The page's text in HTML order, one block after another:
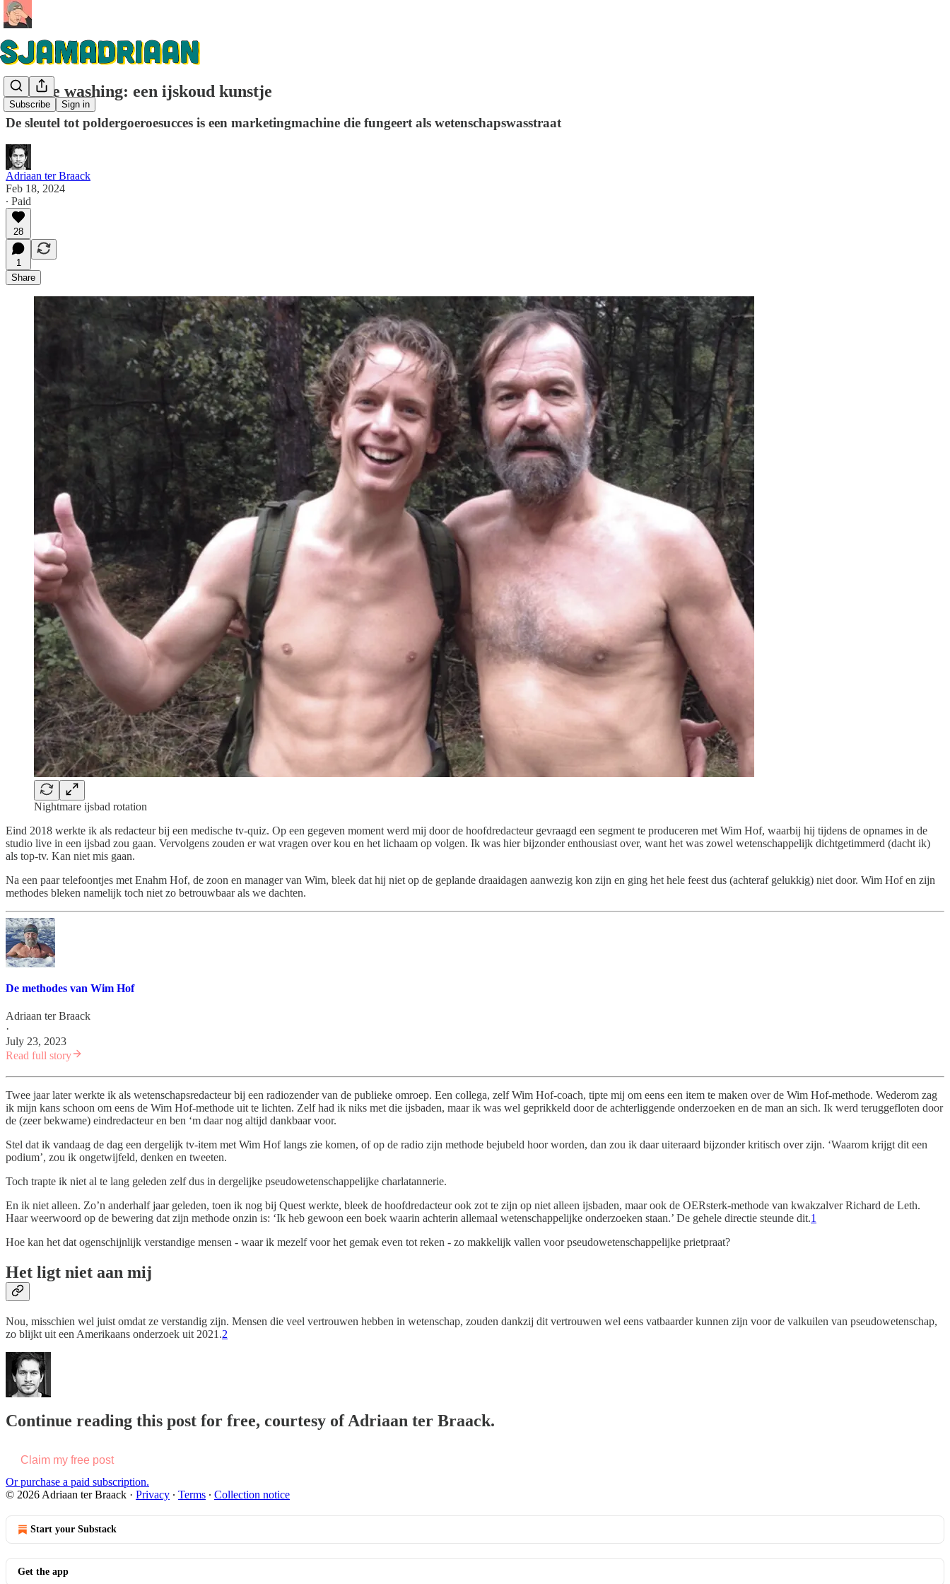
Subscribe Sign in
Science washing: een ijskoud kunstje
De sleutel tot poldergoeroesucces is een marketingmachine die fungeert als wetenschapswasstraat
Adriaan ter Braack
Feb 18, 2024
∙ Paid
28
1
Share
Nightmare ijsbad rotation
Eind 2018 werkte ik als redacteur bij een medische tv-quiz. Op een gegeven moment werd mij door de hoofdredacteur gevraagd een segment te produceren met Wim Hof, waarbij hij tijdens de opnames in de
studio live in een ijsbad zou gaan. Vervolgens zouden er wat vragen over kou en het lichaam op volgen. Ik was hier bijzonder enthousiast over, want het was zowel wetenschappelijk dichtgetimmerd (dacht ik)
als top-tv. Kan niet mis gaan.
Na een paar telefoontjes met Enahm Hof, de zoon en manager van Wim, bleek dat hij niet op de geplande draaidagen aanwezig kon zijn en ging het hele feest dus (achteraf gelukkig) niet door. Wim Hof en zijn
methodes bleken namelijk toch niet zo betrouwbaar als we dachten.
De methodes van Wim Hof
Adriaan ter Braack
·
July 23, 2023
Read full story
Twee jaar later werkte ik als wetenschapsredacteur bij een radiozender van de publieke omroep. Een collega, zelf Wim Hof-coach, tipte mij om eens een item te maken over de Wim Hof-methode. Wederom zag
ik mijn kans schoon om eens de Wim Hof-methode uit te lichten. Zelf had ik niks met die ijsbaden, maar ik was wel geprikkeld door de achterliggende onderzoeken en de man an sich. Ik werd teruggefloten door
de (zeer bekwame) eindredacteur en ben ‘m daar nog altijd dankbaar voor.
Stel dat ik vandaag de dag een dergelijk tv-item met Wim Hof langs zie komen, of op de radio zijn methode bejubeld hoor worden, dan zou ik daar uiteraard bijzonder kritisch over zijn. ‘Waarom krijgt dit een
podium’, zou ik ongetwijfeld, denken en tweeten.
Toch trapte ik niet al te lang geleden zelf dus in dergelijke pseudowetenschappelijke charlatannerie.
En ik niet alleen. Zo’n anderhalf jaar geleden, toen ik nog bij Quest werkte, bleek de hoofdredacteur ook zot te zijn op niet alleen ijsbaden, maar ook de OERsterk-methode van kwakzalver Richard de Leth.
Haar weerwoord op de bewering dat zijn methode onzin is: ‘Ik heb gewoon een boek waarin achterin allemaal wetenschappelijke onderzoeken staan.’ De gehele directie steunde dit.1
Hoe kan het dat ogenschijnlijk verstandige mensen - waar ik mezelf voor het gemak even tot reken - zo makkelijk vallen voor pseudowetenschappelijke prietpraat?
Het ligt niet aan mij
Nou, misschien wel juist omdat ze verstandig zijn. Mensen die veel vertrouwen hebben in wetenschap, zouden dankzij dit vertrouwen wel eens vatbaarder kunnen zijn voor de valkuilen van pseudowetenschap,
zo blijkt uit een Amerikaans onderzoek uit 2021.2
Continue reading this post for free, courtesy of Adriaan ter Braack.
Claim my free post
Or purchase a paid subscription.
© 2026 Adriaan ter Braack · Privacy ∙ Terms ∙ Collection notice
Start your Substack
Get the app